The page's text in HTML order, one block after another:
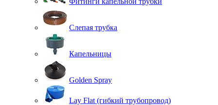
Слепая трубка
Капельницы
Golden Spray
Lay Flat (гибкий трубопровод)